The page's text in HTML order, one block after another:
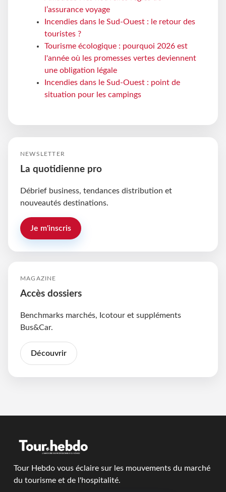
l’assurance voyage
Incendies dans le Sud-Ouest : le retour des
touristes ?
Tourisme écologique : pourquoi 2026 est
l'année où les promesses vertes deviennent
une obligation légale
Incendies dans le Sud-Ouest : point de
situation pour les campings
NEWSLETTER
La quotidienne pro
Débrief business, tendances distribution et
nouveautés destinations.
Je m'inscris
MAGAZINE
Accès dossiers
Benchmarks marchés, Icotour et suppléments
Bus&Car.
Découvrir
Tour Hebdo vous éclaire sur les mouvements du marché
du tourisme et de l'hospitalité.